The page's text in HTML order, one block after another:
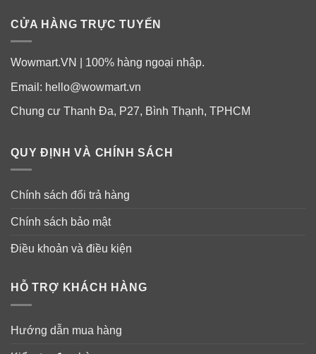
CỬA HÀNG TRỰC TUYẾN
Wowmart.VN | 100% hàng ngoại nhập.
Email: hello@wowmart.vn
Chung cư Thanh Đa, P27, Bình Thạnh, TPHCM
QUY ĐỊNH VÀ CHÍNH SÁCH
Chính sách đổi trả hàng
Chính sách bảo mật
Điều khoản và điều kiện
HỖ TRỢ KHÁCH HÀNG
Hướng dẫn mua hàng